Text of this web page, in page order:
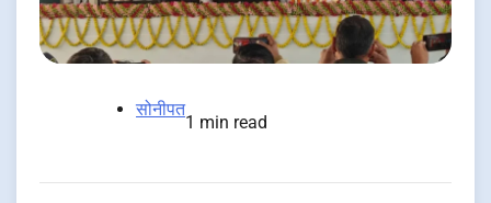
सोनीपत
1 min read